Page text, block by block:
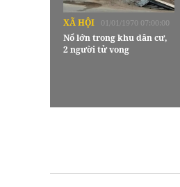
XÃ HỘI 01/01/1970 07:00:00
Nổ lớn trong khu dân cư,
2 người tử vong